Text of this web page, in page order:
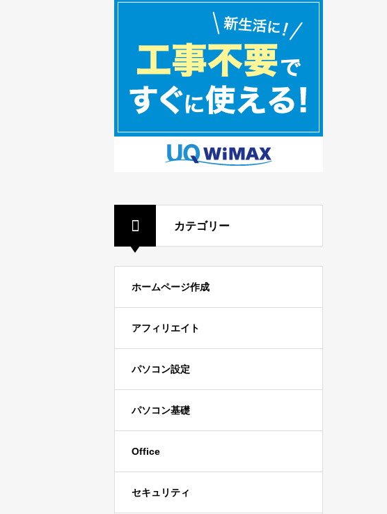
カテゴリー
ホームページ作成
アフィリエイト
パソコン設定
パソコン基礎
Office
セキュリティ